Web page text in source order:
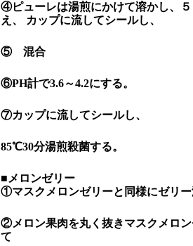
④ピューレは湯煎にかけて溶かし、
え、 カップに流してシールし、
⑤ 混合
⑥PH計で3.6～4.2にする。
⑦カップに流してシールし、
85℃30分湯煎殺菌する。
■メロンゼリー
①マスクメロンゼリーと同様にゼリ
②メロン果肉を丸く抜きマスクメロ
て